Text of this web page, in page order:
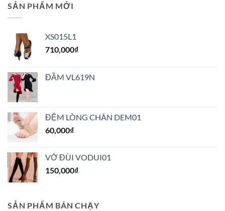
nhiều
thể.
Các
tùy
có
thể
được
trên
trang
sản
trên
SẢN PHẨM MỚI
XS015L1
710,000₫
ĐẦM VL619N
ĐỆM LÒNG CHÂN DEM01
60,000₫
VỚ ĐÙI VODUI01
150,000₫
SẢN PHẨM BÁN CHẠY